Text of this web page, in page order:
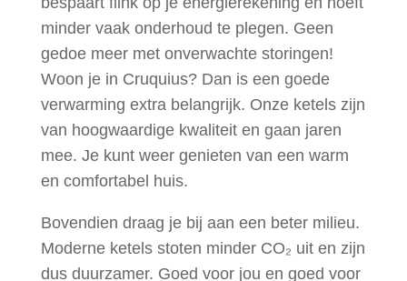
minder vaak onderhoud te plegen. Geen
gedoe meer met onverwachte storingen!
Woon je in Cruquius? Dan is een goede
verwarming extra belangrijk. Onze ketels zijn
van hoogwaardige kwaliteit en gaan jaren
mee. Je kunt weer genieten van een warm
en comfortabel huis.
Bovendien draag je bij aan een beter milieu.
Moderne ketels stoten minder CO₂ uit en zijn
dus duurzamer. Goed voor jou en goed voor